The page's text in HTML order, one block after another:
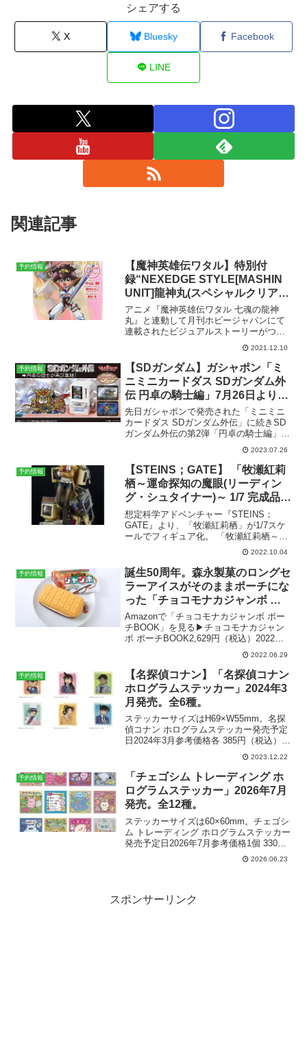
シェアする
X Bluesky Facebook
LINE
関連記事
予約情報
【魔神英雄伝ワタル】特別付
録“NEXEDGE STYLE[MASHIN
UNIT]龍神丸(スペシャルクリアー
カラーVer)”が付属「魔神英雄伝
ワタル 七魂の龍神丸 ビジュアル
&ストーリー」が発売中。
アニメ『魔神英雄伝ワタル 七魂の龍神
丸』と連動して月刊ホビージャパンにて
連載されたビジュアルストーリーがつい
に限定フィギュア付きで単行本化。現在
発売中です。本書限定フィギュア付き! ビ
ジュアルストーリー、単行本化決
定!YouTube BAN...
2021.12.10
予約情報
【SDガンダム】ガシャポン「ミ
ニミニカードダス SDガンダム外
伝 円卓の騎士編」7月26日よりガ
シャポンオンライン予約開始。全
8種。
先日ガシャポンで発売された「ミニミニ
カードダス SDガンダム外伝」に続きSD
ガンダム外伝の第2弾「円卓の騎士編」が
発売決定。ガシャポンオンラインで本日
より予約開始予定。カード倍増！
ABCDEFGH予約ページはこちら→ミニミ
ニカードダス SD...
2023.07.26
予約情報
【STEINS；GATE】 「牧瀬紅莉
栖～運命探知の魔眼(リーディン
グ・シュタイナー)～ 1/7 完成品フ
ィギュア」が2023年10月発売予
定。
想定科学アドベンチャー『STEINS；
GATE』より、「牧瀬紅莉栖」が1/7スケ
ールでフィギュア化。 「牧瀬紅莉栖～運
命探知の魔眼(リーディング・シュタイナ
ー)～ 1/7 完成品フィギュア」が2023年3
月に発売決定。メーカーはグッドスマ
イ...
2022.10.04
予約情報
誕生50周年。森永製菓のロングセ
ラーアイスがそのままポーチにな
った「チョコモナカジャンボ ポ
ーチBOOK」が8月2日に発売。
Amazonで「チョコモナカジャンボ ポー
チBOOK」を見る▶︎チョコモナカジャン
ボ ポーチBOOK2,629円（税込）2022年8
月2日発売宝島社「チョコモナカ」誕生か
ら今年で50年!不動の人気を誇るロングセ
ラーアイス「チョコモナカジャン...
2022.06.29
予約情報
【名探偵コナン】「名探偵コナン
ホログラムステッカー」2024年3
月発売。全6種。
ステッカーサイズはH69×W55mm。名探
偵コナン ホログラムステッカー発売予定
日2024年3月参考価格各 385円（税込）ラ
インナップシール 全6種メーカートーシ
ンパック〉楽天市場で予約する商品解説
『名探偵コナン』より、ホログラムステ
ッカ...
2023.12.22
予約情報
「チェゴシム トレーディング ホ
ログラムステッカー」2026年7月
発売。全12種。
ステッカーサイズは60×60mm。チェゴシ
ム トレーディング ホログラムステッカー
発売予定日2026年7月参考価格1個 330円
（税込）1BOX （12個入） 3,960円（税
込）ラインナップ全12種メーカーティー
2026.06.23
スポンサーリンク